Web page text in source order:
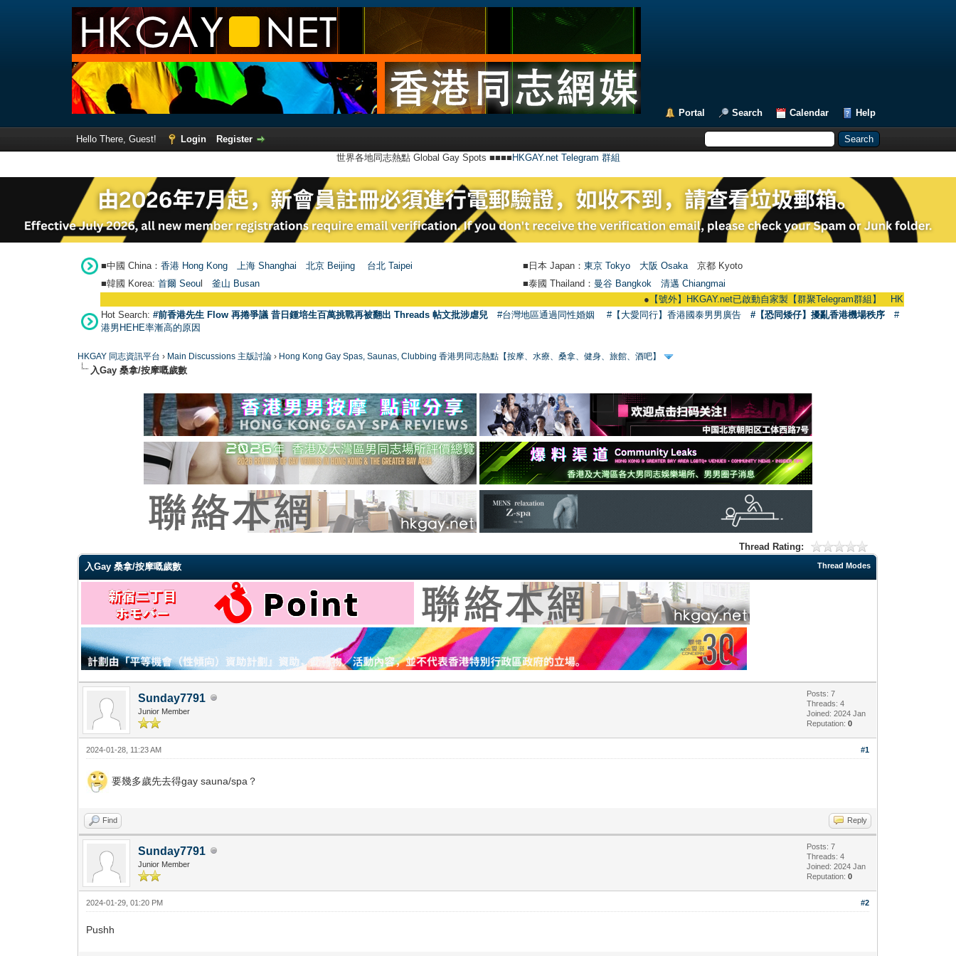
Portal Search Calendar Help
Hello There, Guest! Login
Register
世界各地同志熱點 Global Gay Spots ■■■■ HKGAY.net Telegram 群組
■中國 China： 香港 Hong Kong 上海 Shanghai 北京 Beijing 台北 Taipei ■日本 Japan： 東京 Tokyo 大阪 Osaka 京都 Kyoto
■韓國 Korea: 首爾 Seou 釜山 Busan ■泰國 Thailand： 曼谷 Bangkok
清邁 Chiangmai
【號外】HKGAY.net已啟動自家製【群聚Telegram群組】 HKGAY.net has
Hot Search: #前香港先生 Flow 再捲爭議 昔日鍾培生百萬挑戰再被翻出 Threads 帖文批涉虐兒 #台灣地區通過同性婚姻 #【大愛同行】香港國泰男男廣告 #【恐同矮仔】擾亂香港機場秩序
#
港男HEHE率漸高的原因
HKGAY 同志資訊平台 › Main Discussions 主版討論 › Hong Kong Gay Spas, Saunas, Clubbing 香港男同志熱點【按摩、水療、桑拿、健身、旅館、酒吧】
入Gay 桑拿/按摩嘅歲數
Thread Rating:
Thread Modes
入Gay 桑拿/按摩嘅歲數
Sunday7791
Junior Member
Posts: 7
Threads: 4
Joined: 2024 Jan
Reputation:0
#1
2024-01-28, 11:23 AM
要幾多歲先去得gay sauna/spa？
Find Reply
Sunday7791
Junior Member
Posts: 7
Threads: 4
Joined: 2024 Jan
Reputation:0
#2
2024-01-29, 01:20 PM
Pushh